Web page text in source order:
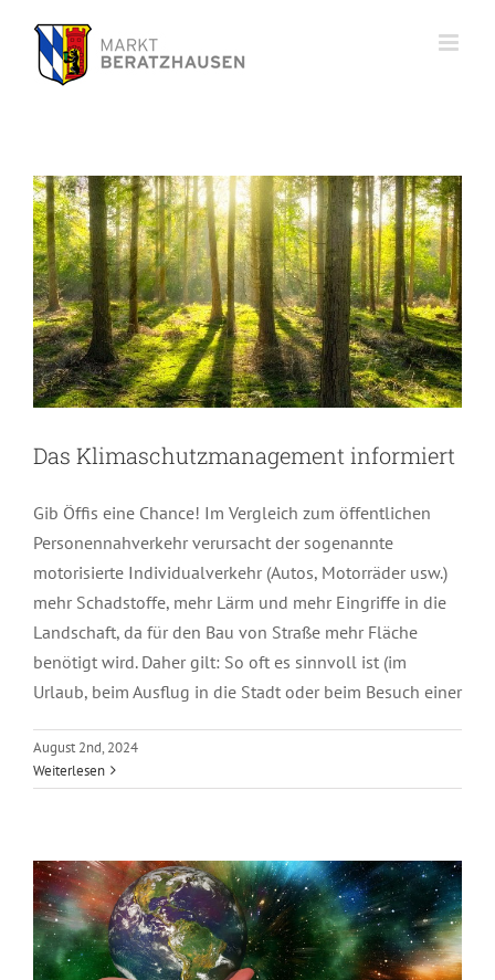
springen
Das Klimaschutzmanagement
Das Klimaschutzmanagement informiert
Gib Öffis eine Chance! Im Vergleich zum öffentlichen
Personennahverkehr verursacht der sogenannte
motorisierte Individualverkehr (Autos, Motorräder usw.)
mehr Schadstoffe, mehr Lärm und mehr Eingriffe in die
Landschaft, da für den Bau von Straße mehr Fläche
benötigt wird. Daher gilt: So oft es sinnvoll ist (im
Urlaub, beim Ausflug in die Stadt oder beim Besuch einer
August 2nd, 2024
WeiterlesenDas Klimaschutz-management